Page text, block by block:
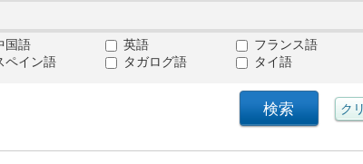
国語 英語 フランス語
ペイン語 タガログ語 タイ語